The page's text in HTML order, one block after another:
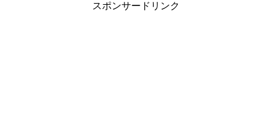
スポンサードリンク